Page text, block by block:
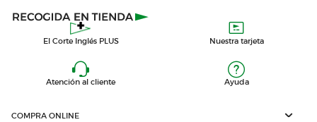
El Corte Inglés PLUS Nuestra tarjeta
Atención al cliente Ayuda
COMPRA ONLINE